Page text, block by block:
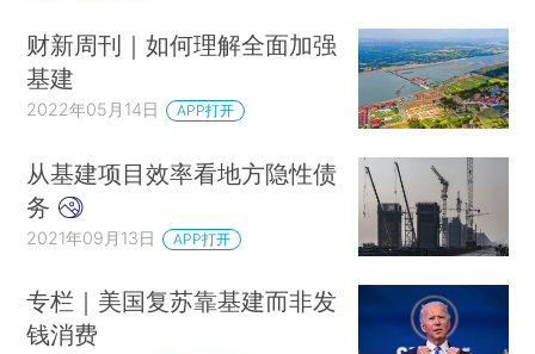
财新周刊｜如何理解全面加强
基建
2022年05月14日 APP打开
从基建项目效率看地方隐性债
务
2021年09月13日 APP打开
专栏｜美国复苏靠基建而非发
钱消费